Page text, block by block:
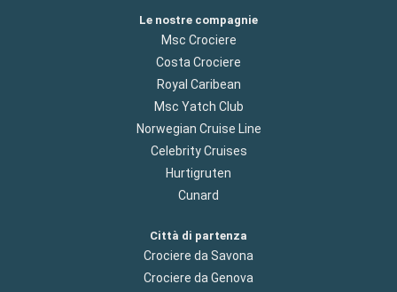
Le nostre compagnie
Msc Crociere
Costa Crociere
Royal Caribean
Msc Yatch Club
Norwegian Cruise Line
Celebrity Cruises
Hurtigruten
Cunard
Città di partenza
Crociere da Savona
Crociere da Genova